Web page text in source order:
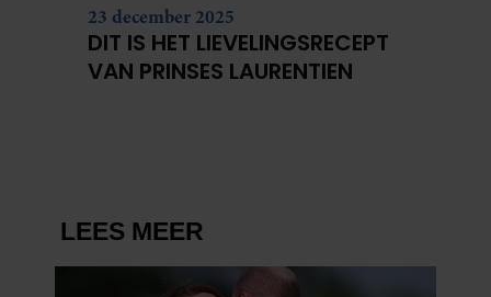
23 december 2025
DIT IS HET LIEVELINGSRECEPT
VAN PRINSES LAURENTIEN